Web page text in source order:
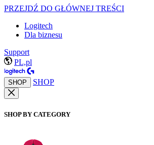
PRZEJDŹ DO GŁÓWNEJ TREŚCI
Logitech
Dla biznesu
Support
PL,pl
SHOP SHOP
SHOP BY CATEGORY